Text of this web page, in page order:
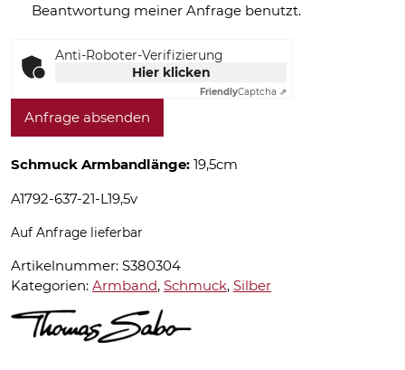
Beantwortung meiner Anfrage benutzt.
Anti-Roboter-Verifizierung
Hier klicken
FriendlyCaptcha ⇗
Anfrage absenden
Schmuck Armbandlänge: 19,5cm
A1792-637-21-L19,5v
Auf Anfrage lieferbar
Artikelnummer: S380304
Kategorien: Armband, Schmuck, Silber